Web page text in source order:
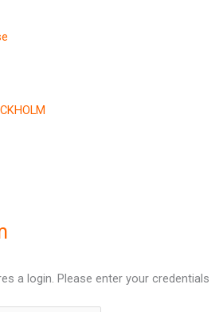
a login. Please enter your credentials